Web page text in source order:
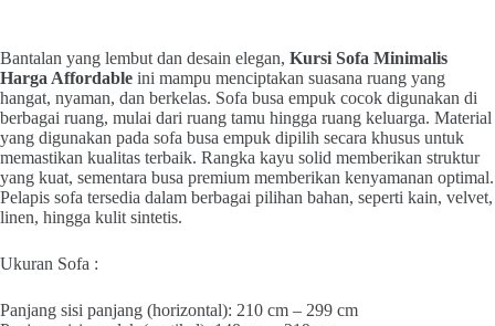
Bantalan yang lembut dan desain elegan, Kursi Sofa Minimalis
Harga Affordable ini mampu menciptakan suasana ruang yang
hangat, nyaman, dan berkelas. Sofa busa empuk cocok digunakan di
berbagai ruang, mulai dari ruang tamu hingga ruang keluarga. Material
yang digunakan pada sofa busa empuk dipilih secara khusus untuk
memastikan kualitas terbaik. Rangka kayu solid memberikan struktur
yang kuat, sementara busa premium memberikan kenyamanan optimal.
Pelapis sofa tersedia dalam berbagai pilihan bahan, seperti kain, velvet,
linen, hingga kulit sintetis.
Ukuran Sofa :
Panjang sisi panjang (horizontal): 210 cm – 299 cm